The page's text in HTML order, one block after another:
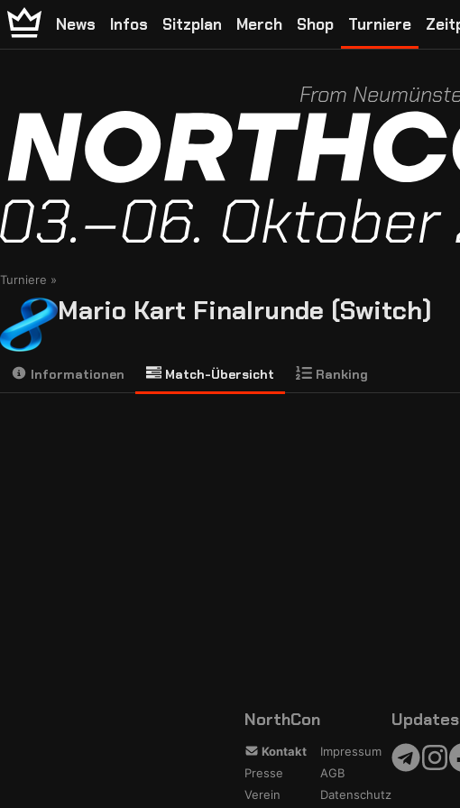
News Infos Sitzplan Merch Shop Turniere
From
Turniere
Mario Kart Finalrunde (Switch)
Informationen Match-Übersicht Ranking
NorthCon
Kontakt
Presse
Verein
Impressum
AGB
Datenschutz
Updates